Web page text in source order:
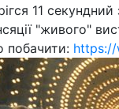
11
"живого"
побачити: